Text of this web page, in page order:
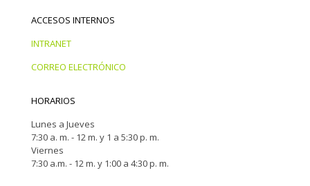
ACCESOS INTERNOS
INTRANET
CORREO ELECTRÓNICO
HORARIOS
Lunes a Jueves
7:30 a. m. - 12 m. y 1 a 5:30 p. m.
Viernes
7:30 a.m. - 12 m. y 1:00 a 4:30 p. m.